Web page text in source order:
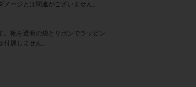
ージとは関連がございません。
。靴を透明の袋とリボンでラッピン
属しません。